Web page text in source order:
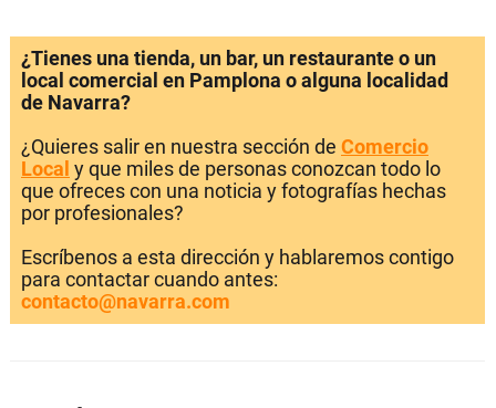
¿Tienes una tienda, un bar, un restaurante o un
local comercial en Pamplona o alguna localidad
de Navarra?
¿Quieres salir en nuestra sección de Comercio
Local y que miles de personas conozcan todo lo
que ofreces con una noticia y fotografías hechas
por profesionales?
Escríbenos a esta dirección y hablaremos contigo
para contactar cuando antes:
contacto@navarra.com